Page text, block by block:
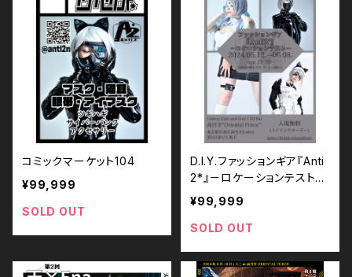
コミックマーケット104
¥99,999
SOLD OUT
D.I.Y.ファッションギア『Anti
2*』－ロケーションテスト－
(商品展示会 / 即売会)
¥99,999
SOLD OUT